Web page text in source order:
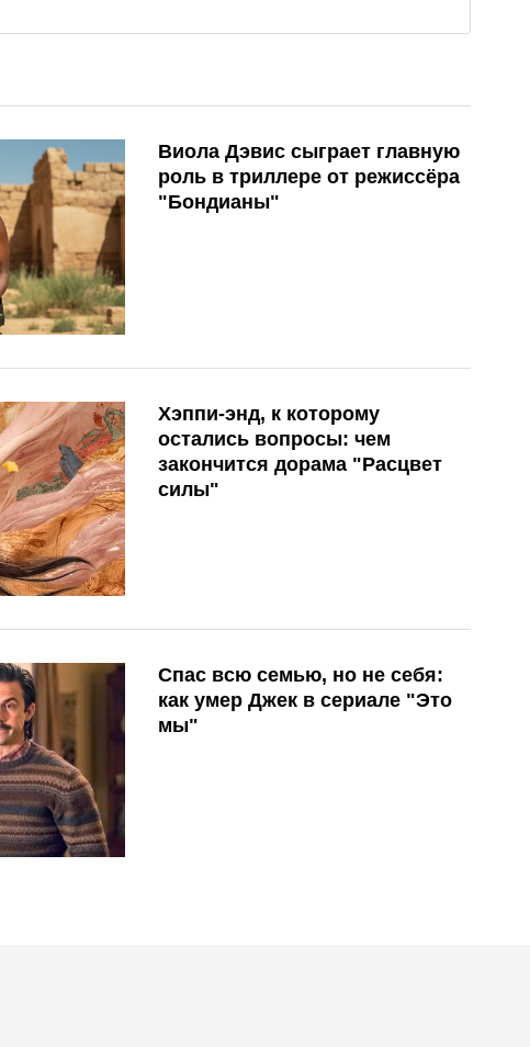
Виола Дэвис сыграет главную
роль в триллере от режиссёра
"Бондианы"
Хэппи-энд, к которому
остались вопросы: чем
закончится дорама "Расцвет
силы"
Спас всю семью, но не себя:
как умер Джек в сериале "Это
мы"